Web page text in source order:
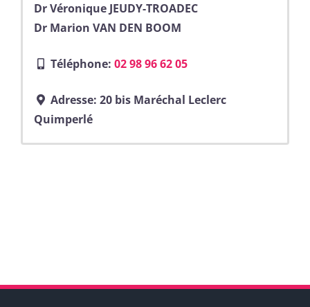
Dr Véronique JEUDY-TROADEC
Dr Marion VAN DEN BOOM
Téléphone: 02 98 96 62 05
Adresse: 20 bis Maréchal Leclerc
Quimperlé